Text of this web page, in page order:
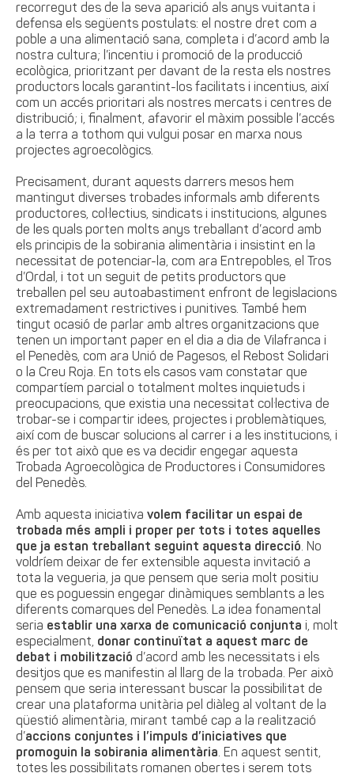
recorregut des de la seva aparició als anys vuitanta i
defensa els següents postulats: el nostre dret com a
poble a una alimentació sana, completa i d’acord amb la
nostra cultura; l’incentiu i promoció de la producció
ecològica, prioritzant per davant de la resta els nostres
productors locals garantint-los facilitats i incentius, així
com un accés prioritari als nostres mercats i centres de
distribució; i, finalment, afavorir el màxim possible l’accés
a la terra a tothom qui vulgui posar en marxa nous
projectes agroecològics.
Precisament, durant aquests darrers mesos hem
mantingut diverses trobades informals amb diferents
productores, col·lectius, sindicats i institucions, algunes
de les quals porten molts anys treballant d’acord amb
els principis de la sobirania alimentària i insistint en la
necessitat de potenciar-la, com ara Entrepobles, el Tros
d’Ordal, i tot un seguit de petits productors que
treballen pel seu autoabastiment enfront de legislacions
extremadament restrictives i punitives. També hem
tingut ocasió de parlar amb altres organitzacions que
tenen un important paper en el dia a dia de Vilafranca i
el Penedès, com ara Unió de Pagesos, el Rebost Solidari
o la Creu Roja. En tots els casos vam constatar que
compartíem parcial o totalment moltes inquietuds i
preocupacions, que existia una necessitat col·lectiva de
trobar-se i compartir idees, projectes i problemàtiques,
així com de buscar solucions al carrer i a les institucions, i
és per tot això que es va decidir engegar aquesta
Trobada Agroecològica de Productores i Consumidores
del Penedès.
Amb aquesta iniciativa volem facilitar un espai de
trobada més ampli i proper per tots i totes aquelles
que ja estan treballant seguint aquesta direcció. No
voldríem deixar de fer extensible aquesta invitació a
tota la vegueria, ja que pensem que seria molt positiu
que es poguessin engegar dinàmiques semblants a les
diferents comarques del Penedès. La idea fonamental
seria establir una xarxa de comunicació conjunta i, molt
especialment, donar continuïtat a aquest marc de
debat i mobilització d’acord amb les necessitats i els
desitjos que es manifestin al llarg de la trobada. Per això
pensem que seria interessant buscar la possibilitat de
crear una plataforma unitària pel diàleg al voltant de la
qüestió alimentària, mirant també cap a la realització
d’accions conjuntes i l’impuls d’iniciatives que
promoguin la sobirania alimentària. En aquest sentit,
totes les possibilitats romanen obertes i serem tots